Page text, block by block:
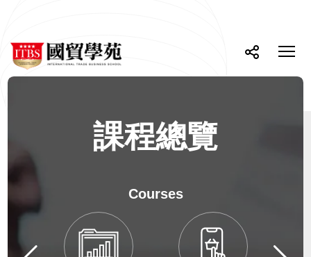
覽-
ITBS
ITBS
國
貿
學
站
主
選
選
課程總覽
Courses